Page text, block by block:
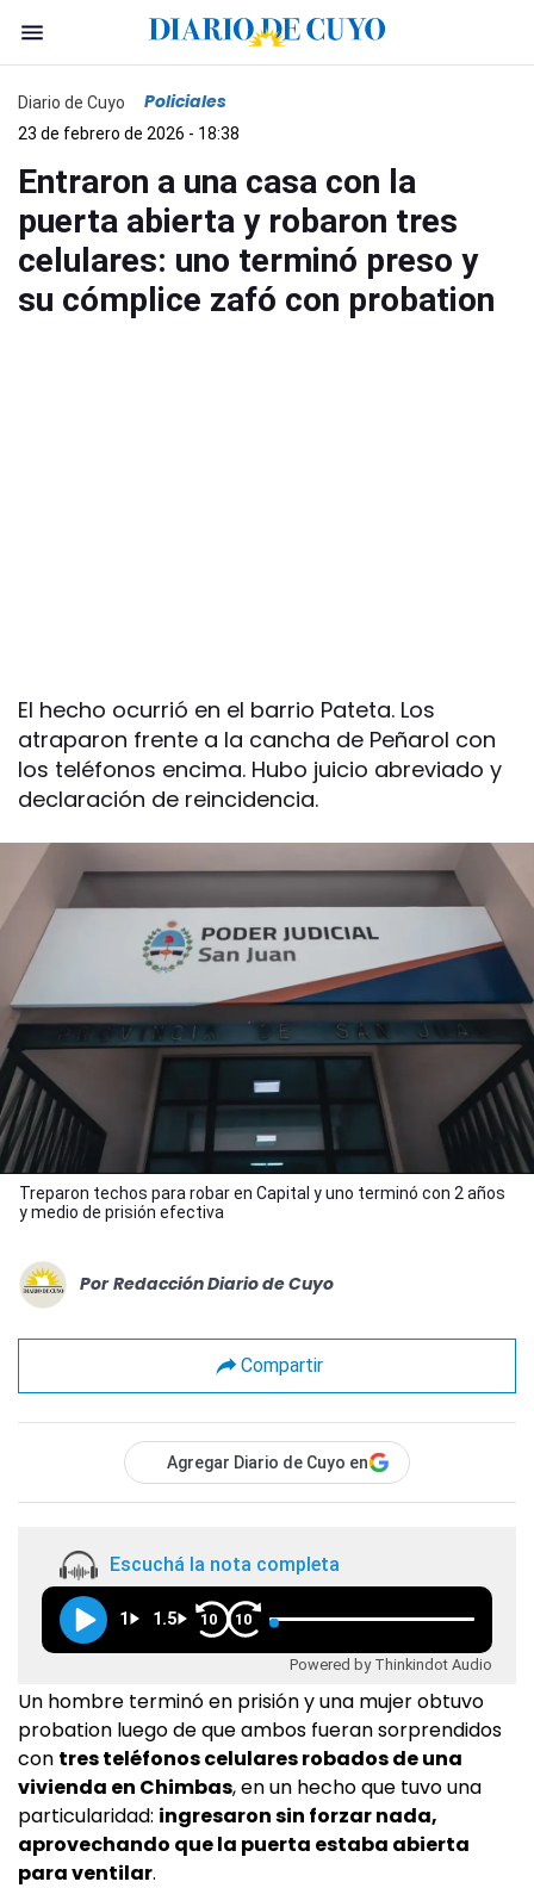
Diario de Cuyo Policiales
23 de febrero de 2026 - 18:38
Entraron a una casa con la
puerta abierta y robaron tres
celulares: uno terminó preso y
su cómplice zafó con probation
El hecho ocurrió en el barrio Pateta. Los
atraparon frente a la cancha de Peñarol con
los teléfonos encima. Hubo juicio abreviado y
declaración de reincidencia.
Treparon techos para robar en Capital y uno terminó con 2 años
y medio de prisión efectiva
Por Redacción Diario de Cuyo
Compartir
Agregar Diario de Cuyo en
Escuchá la nota completa
1 1.5 10 10
Powered by Thinkindot Audio
Un hombre terminó en prisión y una mujer obtuvo
probation luego de que ambos fueran sorprendidos
con tres teléfonos celulares robados de una
vivienda en Chimbas, en un hecho que tuvo una
particularidad: ingresaron sin forzar nada,
aprovechando que la puerta estaba abierta
para ventilar.